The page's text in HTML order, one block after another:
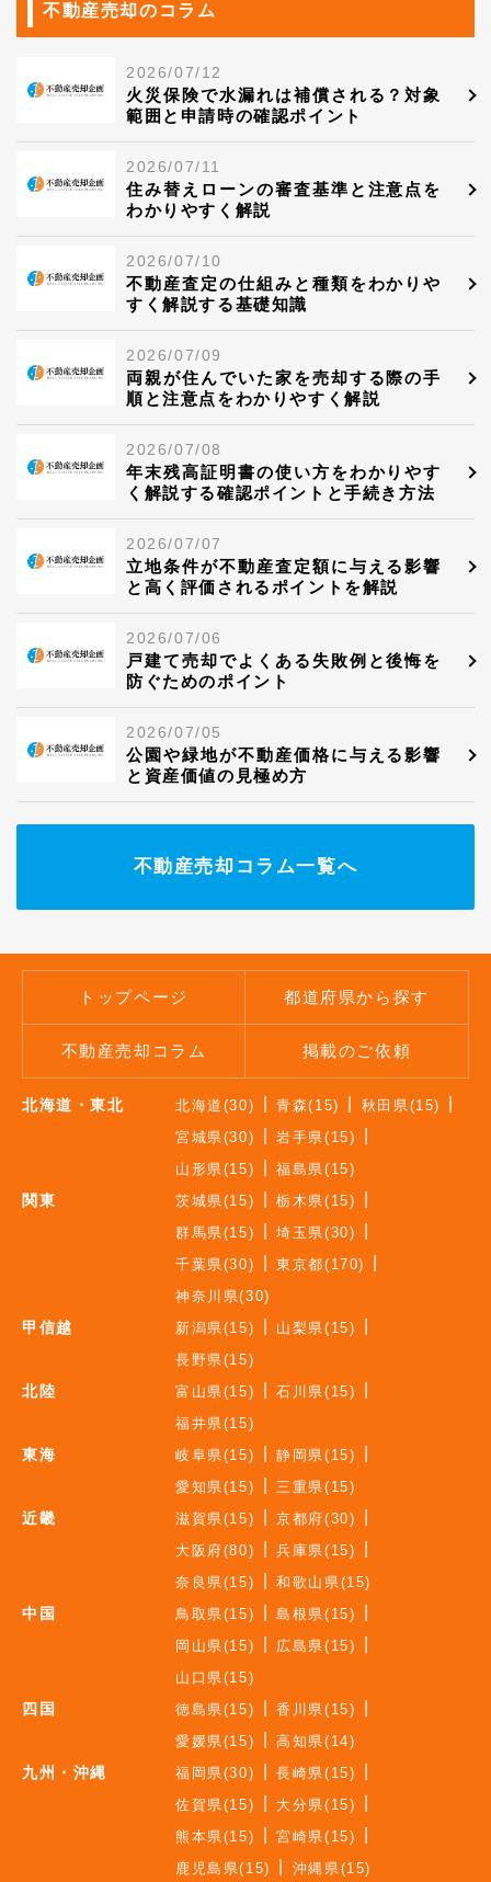
不動産売却のコラム
2026/07/12
火災保険で水漏れは補償される？対象
範囲と申請時の確認ポイント
2026/07/11
住み替えローンの審査基準と注意点を
わかりやすく解説
2026/07/10
不動産査定の仕組みと種類をわかりや
すく解説する基礎知識
2026/07/09
両親が住んでいた家を売却する際の手
順と注意点をわかりやすく解説
2026/07/08
年末残高証明書の使い方をわかりやす
く解説する確認ポイントと手続き方法
2026/07/07
立地条件が不動産査定額に与える影響
と高く評価されるポイントを解説
2026/07/06
戸建て売却でよくある失敗例と後悔を
防ぐためのポイント
2026/07/05
公園や緑地が不動産価格に与える影響
と資産価値の見極め方
不動産売却コラム一覧へ
トップページ 都道府県から探す
不動産売却コラム 掲載のご依頼
北海道・東北 北海道(30) 青森(15)
秋田県(15)
宮城県(30)
岩手県(15)
山形県(15)
福島県(15)
関東 茨城県(15)
栃木県(15)
群馬県(15)
埼玉県(30)
千葉県(30)
東京都(170)
神奈川県(30)
甲信越 新潟県(15)
山梨県(15)
長野県(15)
北陸 富山県(15)
石川県(15)
福井県(15)
東海 岐阜県(15)
静岡県(15)
愛知県(15)
三重県(15)
近畿 滋賀県(15)
京都府(30)
大阪府(80)
兵庫県(15)
奈良県(15)
和歌山県(15)
中国 鳥取県(15)
島根県(15)
岡山県(15)
広島県(15)
山口県(15)
四国 徳島県(15)
香川県(15)
愛媛県(15)
高知県(14)
九州・沖縄 福岡県(30)
長崎県(15)
佐賀県(15)
大分県(15)
熊本県(15)
宮崎県(15)
鹿児島県(15)
沖縄県(15)